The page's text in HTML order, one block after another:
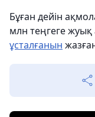
Бұған дейін
млн теңгеге
ұсталғанын